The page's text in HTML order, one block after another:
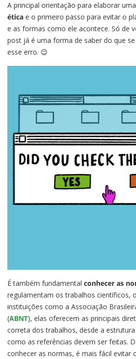
A principal orientação para elaborar
ética e o primeiro passo para evitar o
e as formas como ele acontece. Só de
post já é uma forma de saber do que
esse erro. 😉
É também fundamental conhecer as
regulamentam os trabalhos científicos,
instituições como a Associação
(ABNT), elas oferecem as principais
correta dos trabalhos, desde a
como as referências devem ser feitas.
conhecer as normas, é mais fácil evitar